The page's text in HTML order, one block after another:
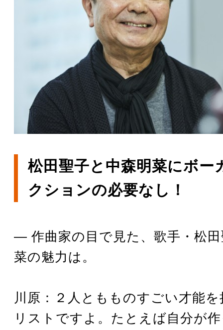
松田聖子と中森明菜にボー
クションの必要なし！
― 作曲家の目で見た、歌手・松
菜の魅力は。
川原：２人ともものすごい才能
リストですよ。たとえば自分が